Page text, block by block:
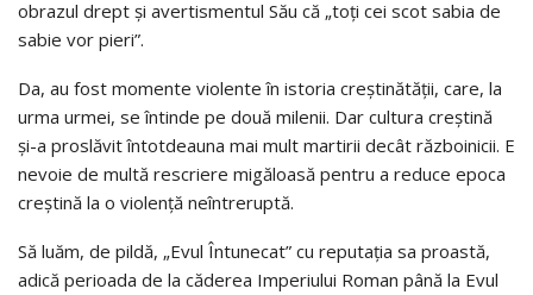
obrazul drept și avertismentul Său că „toți cei scot sabia de
sabie vor pieri”.
Da, au fost momente violente în istoria creștinătății, care, la
urma urmei, se întinde pe două milenii. Dar cultura creștină
și-a proslăvit întotdeauna mai mult martirii decât războinicii. E
nevoie de multă rescriere migăloasă pentru a reduce epoca
creștină la o violență neîntreruptă.
Să luăm, de pildă, „Evul Întunecat” cu reputația sa proastă,
adică perioada de la căderea Imperiului Roman până la Evul